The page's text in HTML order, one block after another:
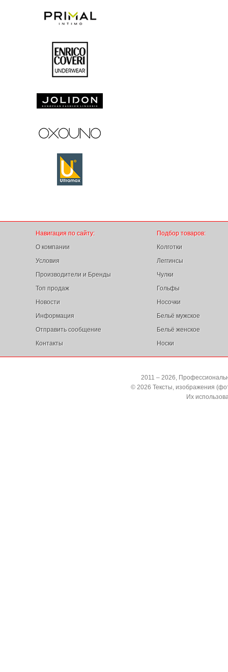
Навигация по сайту:
О компании
Условия
Производители и Бренды
Топ продаж
Новости
Информация
Отправить сообщение
Контакты
Подбор товаров:
Колготки
Леггинсы
Чулки
Гольфы
Носочки
Бельё мужское
Бельё женское
Носки
2011 – 2026,
© 2026 Тексты, изображения
Их